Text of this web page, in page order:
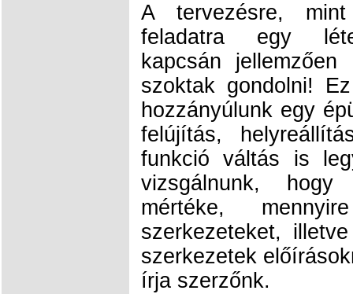
A tervezésre, mint
feladatra egy
kapcsán
szoktak gondolni!
hozzányúlunk egy
felújítás,
funkció váltás is
vizsgálnunk,
mértéke,
szerkezeteket,
szerkezetek
írja szerzőnk.